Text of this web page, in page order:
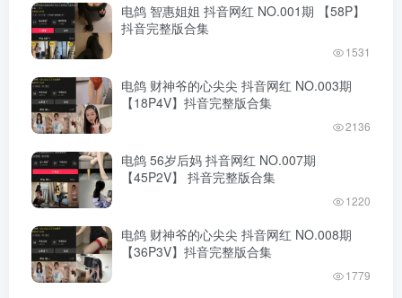
电鸽 智惠姐姐 抖音网红 NO.001期 【58P】
抖音完整版合集
1531
电鸽 财神爷的心尖尖 抖音网红 NO.003期
【18P4V】抖音完整版合集
2136
电鸽 56岁后妈 抖音网红 NO.007期
【45P2V】 抖音完整版合集
1220
电鸽 财神爷的心尖尖 抖音网红 NO.008期
【36P3V】抖音完整版合集
1779